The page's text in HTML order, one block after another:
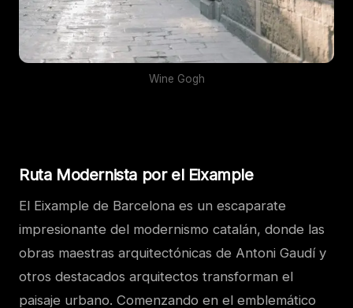
Wine Gogh
Ruta Modernista por el Eixample
El Eixample de Barcelona es un escaparate
impresionante del modernismo catalán, donde las
obras maestras arquitectónicas de Antoni Gaudí y
otros destacados arquitectos transforman el
paisaje urbano. Comenzando en el emblemático